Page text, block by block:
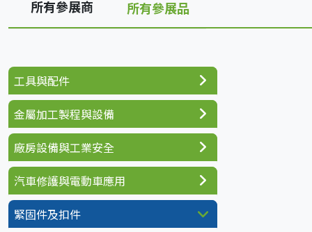
所有參展商 所有參展品
工具與配件
金屬加工製程與設備
廠房設備與工業安全
汽車修護與電動車應用
緊固件及扣件